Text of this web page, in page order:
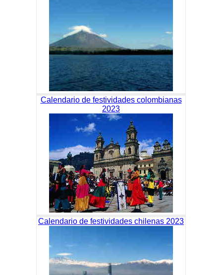
Calendario de festividades colombianas
2023
Calendario de festividades chilenas 2023